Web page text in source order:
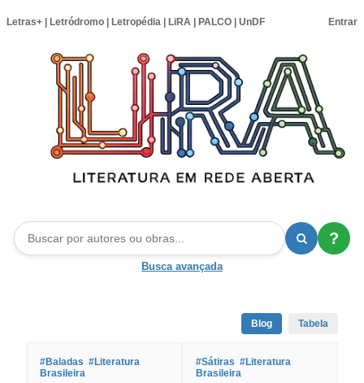
Letras+ Letródromo Letropédia LiRA PALCO UnDF Entrar
?
Busca avançada
Blog Tabela
#Baladas #Literatura
Brasileira
#Sátiras #Literatura
Brasileira